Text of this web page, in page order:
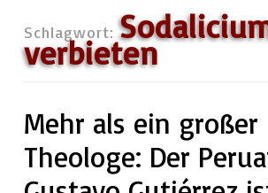
Schlagwort:
verbieten
Mehr als ein großer
Theologe: Der